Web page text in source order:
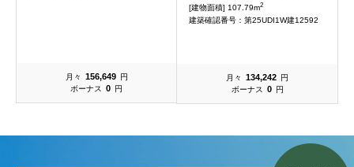
月々 156,649 円
ボーナス
0 円
[建物面積] 107.79m2
建築確認番号：第25UDI1W建12592
月々 134,242 円
ボーナス
0 円